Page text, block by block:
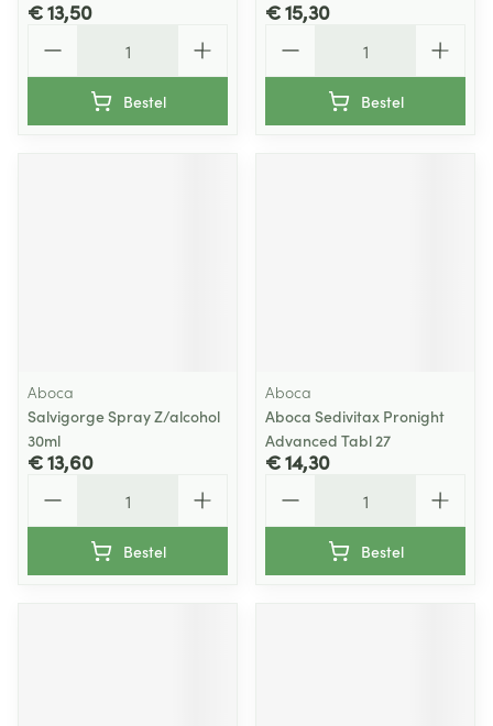
€ 13,50
Bestel
€ 15,30
Bestel
Aboca
Salvigorge Spray Z/alcohol
30ml
€ 13,60
Bestel
Aboca
Aboca Sedivitax Pronight
Advanced Tabl 27
€ 14,30
Bestel